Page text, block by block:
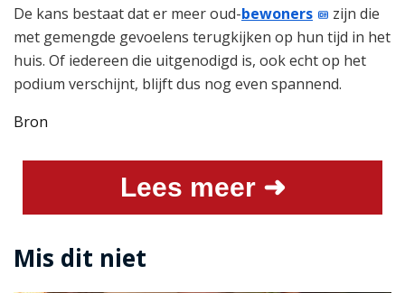
De kans bestaat dat er meer oud-bewoners
zijn die
met gemengde gevoelens terugkijken op hun tijd in het
huis. Of iedereen die uitgenodigd is, ook echt op het
podium verschijnt, blijft dus nog even spannend.
Bron
Lees meer ➜
Mis dit niet